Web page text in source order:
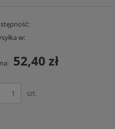
w:
52,40 zł
szt.